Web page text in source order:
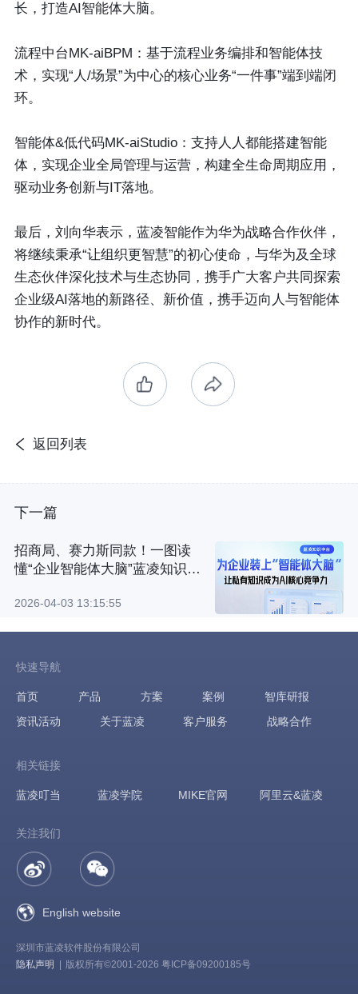
长，打造AI智能体大脑。
流程中台MK-aiBPM： 基于流程业务编排和智能体技
术，实现“人/场景”为中心的核心业务“一件事”端到端闭
环。
智能体&低代码MK-aiStudio： 支持人人都能搭建智能
体，实现企业全局管理与运营，构建全生命周期应用，
驱动业务创新与IT落地。
最后，刘向华表示， 蓝凌智能作为华为战略合作伙伴，
将继续秉承“让组织更智慧”的初心使命，与华为及全球
生态伙伴深化技术与生态协同，携手广大客户共同探索
企业级AI落地的新路径、新价值，携手迈向人与智能体
协作的新时代。
返回列表
下一篇
招商局、赛力斯同款！一图读
懂“企业智能体大脑”蓝凌知识中
2026-04-03 13:15:55
快速导航
首页 产品 方案 案例
智库研报
资讯活动
关于蓝凌 客户服务 战略合作
相关链接
蓝凌叮当 蓝凌学院 MIKE官网 阿里云&蓝凌
关注我们
English website
深圳市蓝凌软件股份有限公司
隐私声明
版权所有©2001-2026 粤ICP备09200185号